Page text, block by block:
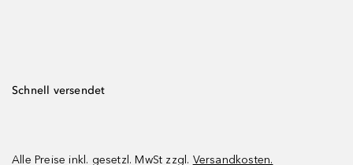
Schnell versendet
Alle Preise inkl. gesetzl. MwSt zzgl. Versandkosten.